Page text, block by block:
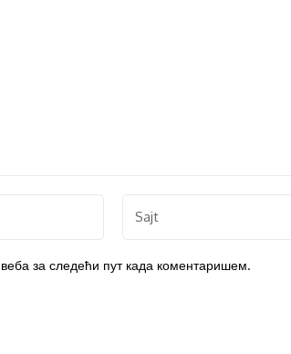
за следећи пут када коментаришем.